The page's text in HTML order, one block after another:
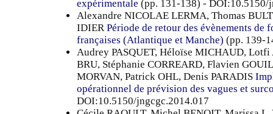
expérimentale (pp. 131-138) - DOI:10.5150/
Alexandre NICOLAE LERMA, Thomas
IDIER Période de retour des évènements de
françaises (Atlantique et Manche) (pp. 139-
Audrey PASQUET, Héloïse MICHAUD,
BRU, Stéphanie CORREARD, Flavien
MORVAN, Patrick OHL, Denis PARADIS
opérationnel de prévision des vagues et
DOI:10.5150/jngcgc.2014.017